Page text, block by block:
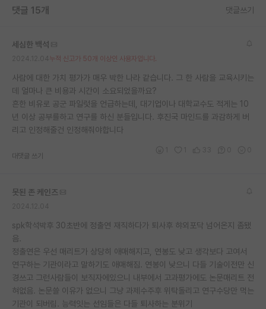
이벤트
재팬라운지 🌸
댓글 15개 댓글쓰기
세심한 백석
누적 신고가 50개 이상인 사용자입니다.
사람에 대한 가치 평가가 매우 박한 나라 같습니다. 그 한 사람을 교육시키는
데 얼마나 큰 비용과 시간이 소요되었을까요?
흔한 비유로 공군 파일럿을 언급하는데, 대기업이나 대학교수도 적게는 10
년 이상 공부를하고 연구를 하신 분들입니다. 후진국 마인드를 과감하게 버
리고 인정해줄건 인정해줘야합니다
대댓글 쓰기
못된 존 케인즈
spk학석박후 30초반에 정출연 재직하다가 퇴사후 햐외포닥 넘어온지 좀됐
음.
정출연은 우선 매리트가 상당히 애매해지고, 연봉도 낮고 생각보다 고여서
연구하는 기관이라고 말하기도 애매해짐. 연봉이 낮으니 다들 기술이전만 신
경쓰고 그런사람들이 보직자에있으니 내부에서 고과평가에도 논문매리트 전
혀없음. 논문쓸 이유가 없으니 그냥 과제수주후 위탁돌리고 연구수당만 먹는
기관이 되버림. 능력잇는 선임들은 다들 퇴사하는 분위기